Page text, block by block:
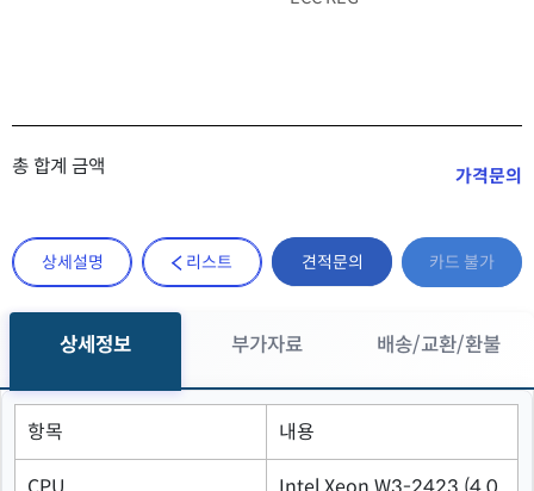
총 합계 금액 가격문의
상세설명 리스트 견적문의 카드 불가
상세정보 부가자료 배송/교환/환불
항목 내용